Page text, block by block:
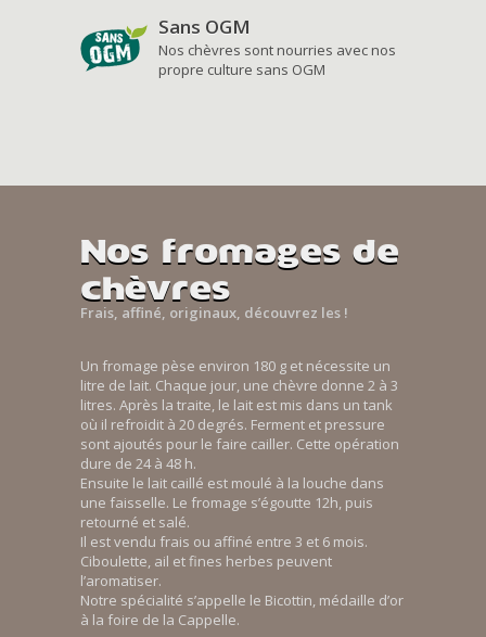
Sans OGM
Nos chèvres sont nourries avec nos
propre culture sans OGM
Nos fromages de
chèvres
Frais, affiné, originaux, découvrez les !
Un fromage pèse environ 180 g et nécessite un
litre de lait. Chaque jour, une chèvre donne 2 à 3
litres. Après la traite, le lait est mis dans un tank
où il refroidit à 20 degrés. Ferment et pressure
sont ajoutés pour le faire cailler. Cette opération
dure de 24 à 48 h.
Ensuite le lait caillé est moulé à la louche dans
une faisselle. Le fromage s’égoutte 12h, puis
retourné et salé.
Il est vendu frais ou affiné entre 3 et 6 mois.
Ciboulette, ail et fines herbes peuvent
l’aromatiser.
Notre spécialité s’appelle le Bicottin, médaille d’or
à la foire de la Cappelle.